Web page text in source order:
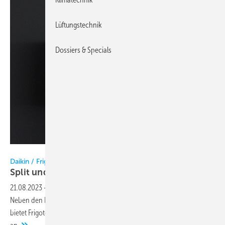
Daikin / Frigotechnik
Split und Sky Air jetzt auch bei
21.08.2023 -
Neben den Produktbereichen Gewerbekälte und Heizungstechnik
bietet Frigotechnik auch die Produktserien Split und Sky Air von Daikin
Lüftungstechnik
Dossiers & Specials